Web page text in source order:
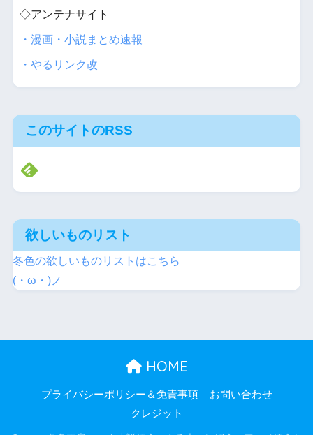
◇アンテナサイト
・漫画・小説まとめ速報
・やるリンク改
このサイトのRSS
欲しいものリスト
冬色の欲しいものリストはこちら
(・ω・)ノ
HOME
プライバシーポリシー＆免責事項
お問い合わせ
クレジット